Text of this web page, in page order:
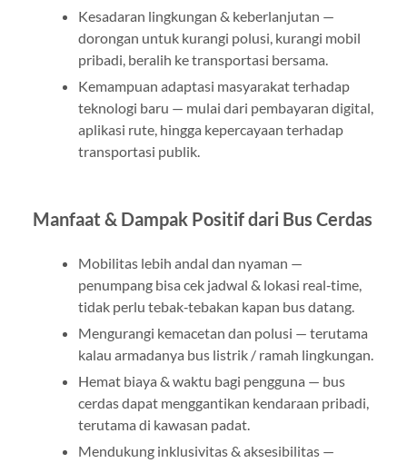
Kesadaran lingkungan & keberlanjutan —
dorongan untuk kurangi polusi, kurangi mobil
pribadi, beralih ke transportasi bersama.
Kemampuan adaptasi masyarakat terhadap
teknologi baru — mulai dari pembayaran digital,
aplikasi rute, hingga kepercayaan terhadap
transportasi publik.
Manfaat & Dampak Positif dari Bus Cerdas
Mobilitas lebih andal dan nyaman —
penumpang bisa cek jadwal & lokasi real‑time,
tidak perlu tebak‑tebakan kapan bus datang.
Mengurangi kemacetan dan polusi — terutama
kalau armadanya bus listrik / ramah lingkungan.
Hemat biaya & waktu bagi pengguna — bus
cerdas dapat menggantikan kendaraan pribadi,
terutama di kawasan padat.
Mendukung inklusivitas & aksesibilitas —